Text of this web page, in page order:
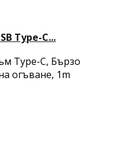
Type-C...
Type-C, Бързо
огъване, 1m